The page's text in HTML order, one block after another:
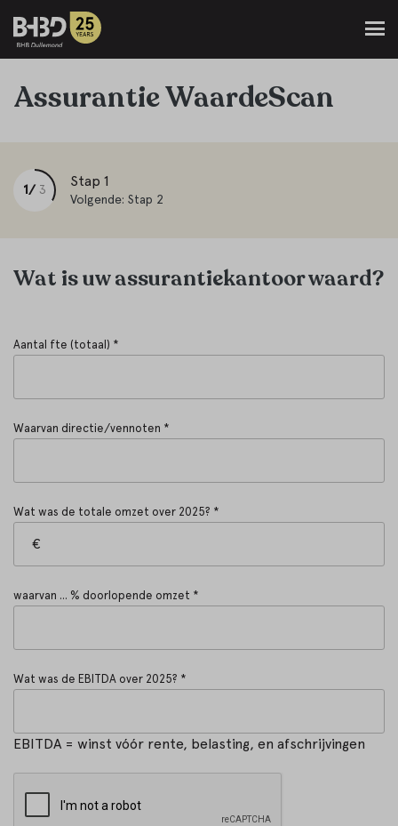
Assurantie WaardeScan
1/ 3 Stap 1
Volgende: Stap 2
Wat is uw assurantiekantoor waard?
Aantal fte (totaal) *
Waarvan directie/vennoten *
Wat was de totale omzet over 2025? *
waarvan ... % doorlopende omzet *
Wat was de EBITDA over 2025? *
EBITDA = winst vóór rente, belasting, en afschrijvingen